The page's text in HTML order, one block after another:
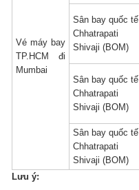
Vé máy bay
TP.HCM đi
Mumbai
Sân bay quốc tế
Chhatrapati
Shivaji (BOM)
Sân bay quốc tế
Chhatrapati
Shivaji (BOM)
Sân bay quốc tế
Chhatrapati
Shivaji (BOM)
Lưu ý: